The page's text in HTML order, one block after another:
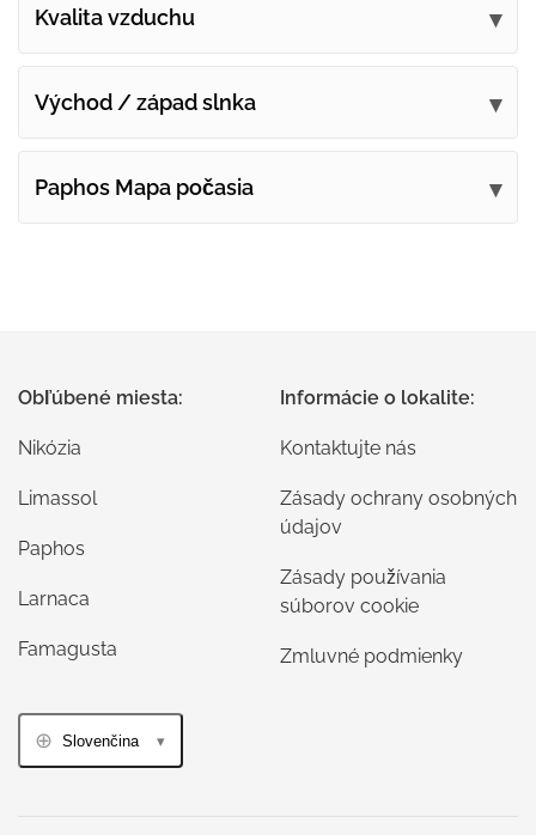
Kvalita vzduchu
Východ / západ slnka
Paphos Mapa počasia
Obľúbené miesta:
Nikózia
Limassol
Paphos
Larnaca
Famagusta
Informácie o lokalite:
Kontaktujte nás
Zásady ochrany osobných
údajov
Zásady používania
súborov cookie
Zmluvné podmienky
Slovenčina